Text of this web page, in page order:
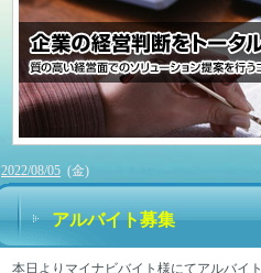
2022/08/05 (金)
アルバイト募集
本日よりマイナビバイト様にてアルバイ